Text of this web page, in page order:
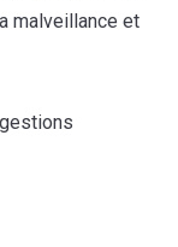
malveillance et